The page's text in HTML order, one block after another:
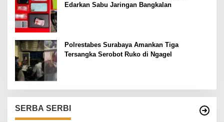
Edarkan Sabu Jaringan Bangkalan
Polrestabes Surabaya Amankan Tiga
Tersangka Serobot Ruko di Ngagel
SERBA SERBI